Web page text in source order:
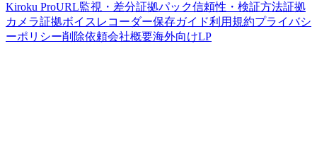
Kiroku ProURL監視・差分証拠パック信頼性・検証方法証拠
カメラ証拠ボイスレコーダー保存ガイド利用規約プライバシ
ーポリシー削除依頼会社概要海外向けLP